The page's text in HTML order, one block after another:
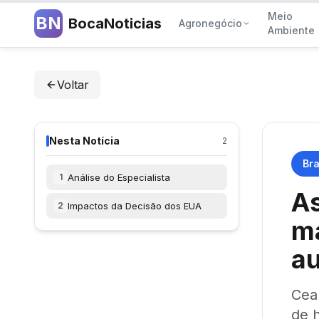
BN BocaNoticias Agronegócio
Meio
Ambiente
Voltar
Nesta Notícia 2
1 Análise do Especialista
2 Impactos da Decisão dos EUA
de